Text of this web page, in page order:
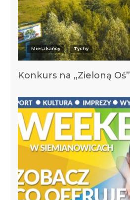
Mieszkańcy Tychy
Konkurs na „Zieloną Oś”